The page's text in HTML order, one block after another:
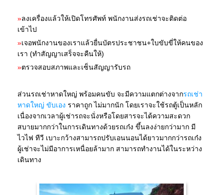
»ลงเครื่องแล้วให้เปิดโทรศัพท์ พนักงานส่งรถเช่าจะติดต่อ
เข้าไป
»เจอพนักงานของเราแล้วยื่นบัตรประชาชน+ใบขับขี่ให้คนของ
เรา (ทำสัญญาเสร็จจะคืนให้)
»ตรวจสอบสภาพและเซ็นสัญญารับรถ
ส่วนรถเช่าหาดใหญ่ พร้อมคนขับ จะมีความแตกต่างจากรถเช่า
หาดใหญ่ ขับเอง ราคาถูก ไม่มากนัก โดยเราจะใช้รถตู้เป็นหลัก
เนื่องจากเวลาผู้เช่ารถจะนั่งหรือโดยสารจะได้ความสะดวก
สบายมากกว่าในการเดินทางด้วยรถเก๋ง ขึ้นลงง่ายกว่ามาก มี
ไวไฟ ทีวี เบาะกว้างสามารถปรับเอนนอนได้ยาวมากกว่ารถเก๋ง
ผู้เช่าจะไม่มีอาการเหนื่อยล้ามาก สามารถทำงานได้ในระหว่าง
เดินทาง